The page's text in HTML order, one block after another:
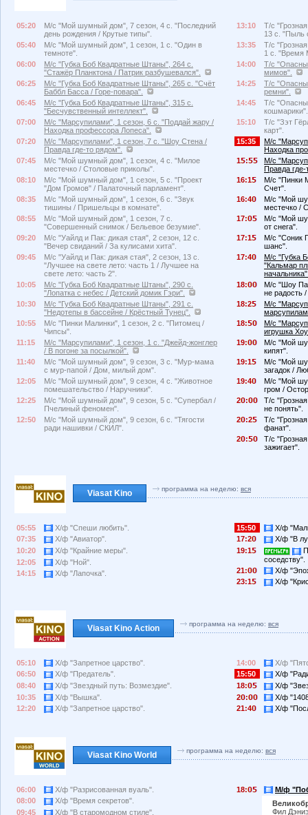
05:20
М/с "Мой шумный дом", 7 сезон, 4 с. "Последний
день рождения / Крутые типы".
05:40
М/с "Мой шумный дом", 1 сезон, 1 с. "Один в
темноте".
06:00
М/с "Губка Боб Квадратные Штаны", 264 с.
"Стажёр Планктона / Патрик разбушевался".
06:25
М/с "Губка Боб Квадратные Штаны", 265 с. "Счёт
Баббл Басса / Горе-повара".
06:45
М/с "Губка Боб Квадратные Штаны", 315 с.
"Бесчувственный интеллект".
07:00
М/с "Марсупилами", 1 сезон, 6 с. "Поддай жару /
Находка профессора Лопеса".
07:20
М/с "Марсупилами", 1 сезон, 7 с. "Шоу Стена /
Правда где-то рядом".
07:45
М/с "Мой шумный дом", 1 сезон, 4 с. "Милое
местечко / Столовые приколы".
08:10
М/с "Мой шумный дом", 1 сезон, 5 с. "Проект
"Дом Громов" / Палаточный парламент".
08:35
М/с "Мой шумный дом", 1 сезон, 6 с. "Звук
тишины / Пришельцы в комнате".
08:55
М/с "Мой шумный дом", 1 сезон, 7 с.
"Совершенный снимок / Бельевое безумие".
09:20
М/с "Уайлд и Пак: дикая стая", 2 сезон, 12 с.
"Вечер свиданий / За кулисами хита".
09:45
М/с "Уайлд и Пак: дикая стая", 2 сезон, 13 с.
"Лучшее на свете лето: часть 1 / Лучшее на
свете лето: часть 2".
10:05
М/с "Губка Боб Квадратные Штаны", 290 с.
"Лопатка с небес / Детский домик Гэри".
10:30
М/с "Губка Боб Квадратные Штаны", 291 с.
"Недотепы в бассейне / Крёстный Тунец".
10:55
М/с "Пинки Малинки", 1 сезон, 2 с. "Питомец /
Чипсы".
11:15
М/с "Марсупилами", 1 сезон, 1 с. "Джейд-жонглер
/ В погоне за посылкой".
11:40
М/с "Мой шумный дом", 9 сезон, 3 с. "Мур-мама
с мур-папой / Дом, милый дом".
12:05
М/с "Мой шумный дом", 9 сезон, 4 с. "Животное
помешательство / Наручники".
12:25
М/с "Мой шумный дом", 9 сезон, 5 с. "Супербал /
Пчелиный феномен".
12:50
М/с "Мой шумный дом", 9 сезон, 6 с. "Тягости
ради нашивки / СКИЛ".
13:10
Т/с
13 с. "Пыль
13:35
Т/с
1 с. "Время
14:00
Т/с
мимов".
14:25
Т/с
ремни".
14:45
Т/с
кошмарики".
15:10
Т/с "Зэт
карт".
15:35
М/с
Находка
1
:
М/с
Правда
16:1
М/с "Пинки
Счет".
16:4
М/с "Мой
местечко /
17:
М/с "Мой
от снега".
17:1
М/с "Соник
шанс".
17:4
М/с "Губка
"Кальмар
18:
М/с "Шоу
не радость
18:2
М/с
18:
М/с
игрушка
19:
М/с "Мой
кипят".
19:1
М/с "Мой
загадок /
19:4
М/с "Мой
гром /
2
:
Т/с
не понять".
2
:2
Т/с
фанат".
2
:
Т/с
зажигает".
Viasat Kino программа на неделю: вся
05:55
Х/ф "Спеши любить".
07:35
Х/ф "Авиатор".
10:20
Х/ф "Крайние меры".
12:05
Х/ф "Ной".
14:15
Х/ф "Лапочка".
15:50
Х/ф
17:2
Х/ф "В
19:1
соседству".
21:
Х/ф
23:1
Х/ф
Viasat Kino Action программа на неделю: вся
05:10
Х/ф "Запретное царство".
06:50
Х/ф "Предатель".
08:40
Х/ф "Звездный путь: Возмездие".
10:35
Х/ф "Вышка".
12:20
Х/ф "Запретное царство".
14:00
Х/ф
15:50
Х/ф
18:
Х/ф
2
:
Х/ф
21:4
Х/ф
Viasat Kino World программа на неделю: вся
06:00
Х/ф "Разрисованная вуаль".
08:00
Х/ф "Время секретов".
09:45
Х/ф "В старомодном стиле".
18:
М/ф
Фил